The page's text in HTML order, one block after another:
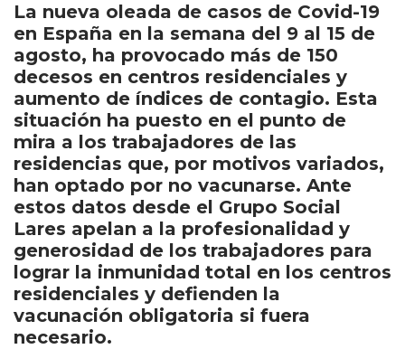
La nueva oleada de casos de Covid-19
en España en la semana del 9 al 15 de
agosto, ha provocado más de 150
decesos en centros residenciales y
aumento de índices de contagio. Esta
situación ha puesto en el punto de
mira a los trabajadores de las
residencias que, por motivos variados,
han optado por no vacunarse. Ante
estos datos desde el Grupo Social
Lares apelan a la profesionalidad y
generosidad de los trabajadores para
lograr la inmunidad total en los centros
residenciales y defienden la
vacunación obligatoria si fuera
necesario.